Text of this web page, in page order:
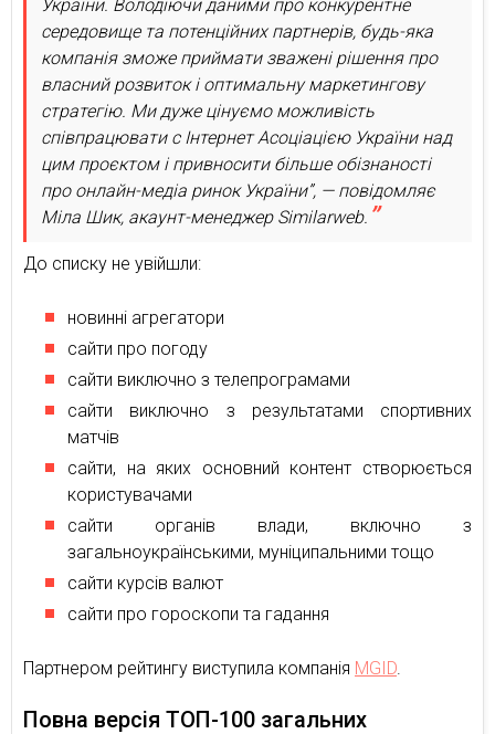
України. Володіючи даними про конкурентне
середовище та потенційних партнерів, будь-яка
компанія зможе приймати зважені рішення про
власний розвиток і оптимальну маркетингову
стратегію. Ми дуже цінуємо можливість
співпрацювати с Інтернет Асоціацією України над
цим проєктом і привносити більше обізнаності
про онлайн-медіа ринок України”, — повідомляє
Міла Шик, акаунт-менеджер Similarweb.
До списку не увійшли:
новинні агрегатори
сайти про погоду
сайти виключно з телепрограмами
сайти виключно з результатами спортивних
матчів
сайти, на яких основний контент створюється
користувачами
сайти органів влади, включно з
загальноукраїнськими, муніципальними тощо
сайти курсів валют
сайти про гороскопи та гадання
Партнером рейтингу виступила компанія MGID
Повна версія ТОП-100 загальних